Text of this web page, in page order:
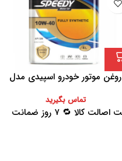
روغن موتور خودرو اسپیدی مدل
تماس بگیرید
🚚 ارسال سریع به سراسر کشور ✅ ضمانت اصالت کالا 🔁 ۷ روز ضمانت